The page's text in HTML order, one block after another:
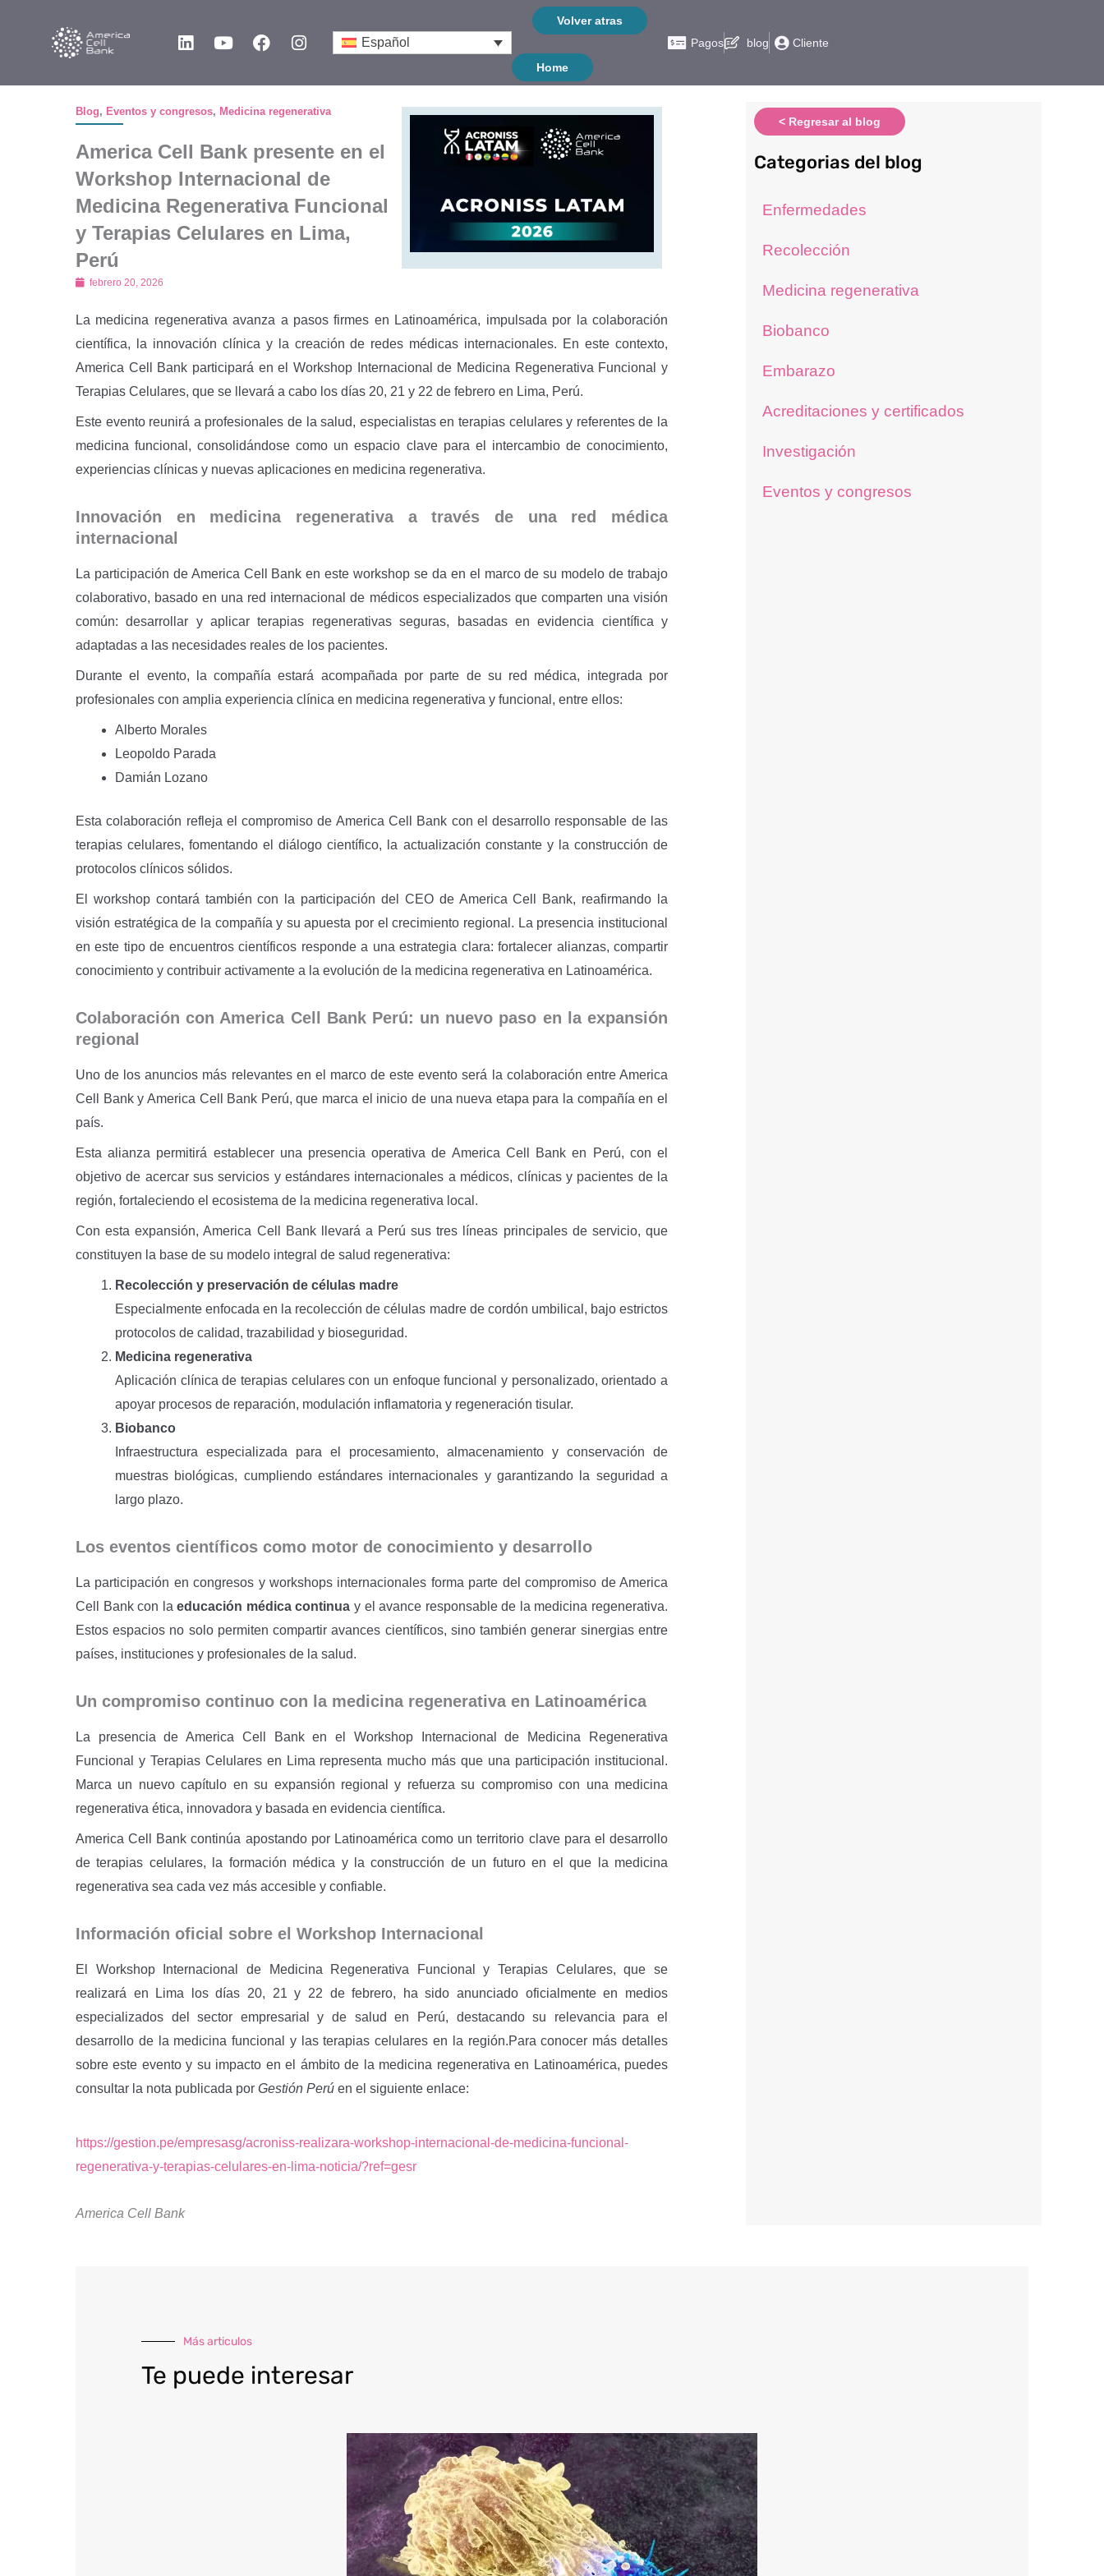
L
i
k
d
n
Y
o
t
u
b
F
a
e
o
k
I
n
t
g
a
m
Español
Volver atras
Home
Pagos blog Cliente
Blog, Eventos y congresos, Medicina regenerativa
America Cell Bank presente en el
Workshop Internacional de
Medicina Regenerativa Funcional
y Terapias Celulares en Lima,
Perú
febrero 20, 2026
La medicina regenerativa avanza a pasos firmes en Latinoamérica, impulsada por la colaboración
científica, la innovación clínica y la creación de redes médicas internacionales. En este contexto,
America Cell Bank participará en el Workshop Internacional de Medicina Regenerativa Funcional y
Terapias Celulares, que se llevará a cabo los días 20, 21 y 22 de febrero en Lima, Perú.
Este evento reunirá a profesionales de la salud, especialistas en terapias celulares y referentes de la
medicina funcional, consolidándose como un espacio clave para el intercambio de conocimiento,
experiencias clínicas y nuevas aplicaciones en medicina regenerativa.
Innovación en medicina regenerativa a través de una red médica
internacional
La participación de America Cell Bank en este workshop se da en el marco de su modelo de trabajo
colaborativo, basado en una red internacional de médicos especializados que comparten una visión
común: desarrollar y aplicar terapias regenerativas seguras, basadas en evidencia científica y
adaptadas a las necesidades reales de los pacientes.
Durante el evento, la compañía estará acompañada por parte de su red médica, integrada por
profesionales con amplia experiencia clínica en medicina regenerativa y funcional, entre ellos:
Alberto Morales
Leopoldo Parada
Damián Lozano
Esta colaboración refleja el compromiso de America Cell Bank con el desarrollo responsable de las
terapias celulares, fomentando el diálogo científico, la actualización constante y la construcción de
protocolos clínicos sólidos.
El workshop contará también con la participación del CEO de America Cell Bank, reafirmando la
visión estratégica de la compañía y su apuesta por el crecimiento regional. La presencia institucional
en este tipo de encuentros científicos responde a una estrategia clara: fortalecer alianzas, compartir
conocimiento y contribuir activamente a la evolución de la medicina regenerativa en Latinoamérica.
Colaboración con America Cell Bank Perú: un nuevo paso en la expansión
regional
Uno de los anuncios más relevantes en el marco de este evento será la colaboración entre America
Cell Bank y America Cell Bank Perú, que marca el inicio de una nueva etapa para la compañía en el
país.
Esta alianza permitirá establecer una presencia operativa de America Cell Bank en Perú, con el
objetivo de acercar sus servicios y estándares internacionales a médicos, clínicas y pacientes de la
región, fortaleciendo el ecosistema de la medicina regenerativa local.
Con esta expansión, America Cell Bank llevará a Perú sus tres líneas principales de servicio, que
constituyen la base de su modelo integral de salud regenerativa:
Recolección y preservación de células madre
Especialmente enfocada en la recolección de células madre de cordón umbilical, bajo estrictos
protocolos de calidad, trazabilidad y bioseguridad.
Medicina regenerativa
Aplicación clínica de terapias celulares con un enfoque funcional y personalizado, orientado a
apoyar procesos de reparación, modulación inflamatoria y regeneración tisular.
Biobanco
Infraestructura especializada para el procesamiento, almacenamiento y conservación de
muestras biológicas, cumpliendo estándares internacionales y garantizando la seguridad a
largo plazo.
Los eventos científicos como motor de conocimiento y desarrollo
La participación en congresos y workshops internacionales forma parte del compromiso de America
Cell Bank con laeducación médica continua y el avance responsable de la medicina regenerativa.
Estos espacios no solo permiten compartir avances científicos, sino también generar sinergias entre
países, instituciones y profesionales de la salud.
Un compromiso continuo con la medicina regenerativa en Latinoamérica
La presencia de America Cell Bank en el Workshop Internacional de Medicina Regenerativa
Funcional y Terapias Celulares en Lima representa mucho más que una participación institucional.
Marca un nuevo capítulo en su expansión regional y refuerza su compromiso con una medicina
regenerativa ética, innovadora y basada en evidencia científica.
America Cell Bank continúa apostando por Latinoamérica como un territorio clave para el desarrollo
de terapias celulares, la formación médica y la construcción de un futuro en el que la medicina
regenerativa sea cada vez más accesible y confiable.
Información oficial sobre el Workshop Internacional
El Workshop Internacional de Medicina Regenerativa Funcional y Terapias Celulares, que se
realizará en Lima los días 20, 21 y 22 de febrero, ha sido anunciado oficialmente en medios
especializados del sector empresarial y de salud en Perú, destacando su relevancia para el
desarrollo de la medicina funcional y las terapias celulares en la región.Para conocer más detalles
sobre este evento y su impacto en el ámbito de la medicina regenerativa en Latinoamérica, puedes
consultar la nota publicada por Gestión Perú en el siguiente enlace:
https://gestion.pe/empresasg/acroniss-realizara-workshop-internacional-de-medicina-funcional-
regenerativa-y-terapias-celulares-en-lima-noticia/?ref=gesr
America Cell Bank
< Regresar al blog
Categorias del blog
Enfermedades
Recolección
Medicina regenerativa
Biobanco
Embarazo
Acreditaciones y certificados
Investigación
Eventos y congresos
Más articulos
Te puede interesar